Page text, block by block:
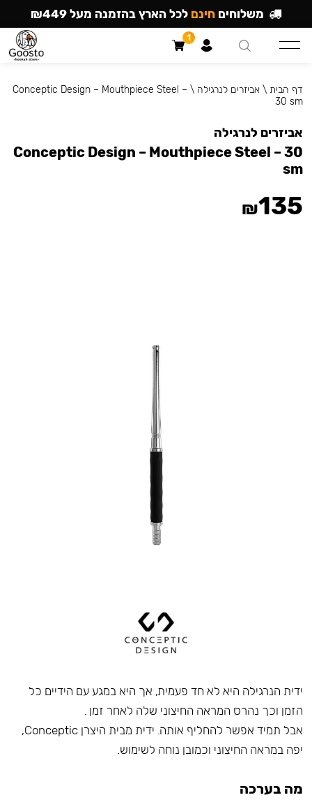
ידית הנרגילה היא לא חד פעמית, אך היא במגע עם הידיים כל
הזמן וכך נהרס המראה החיצוני שלה לאחר זמן .
אבל תמיד אפשר להחליף אותה. ידית מבית היצרן Conceptic,
יפה במראה החיצוני וכמובן נוחה לשימוש.
מה בערכה
דף הבית \אביזרים לנרגילה \
Conceptic Design – Mouthpiece Steel –
30 sm
אביזרים לנרגילה
Conceptic Design – Mouthpiece Steel – 30
sm
₪135
משלוחים חינם לכל הארץ בהזמנה מעל ₪449
1